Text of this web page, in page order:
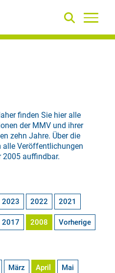
finden Sie hier alle
der MMV und ihrer
zehn Jahre. Über die
Veröffentlichungen
2005 auffindbar.
2023 2022 2021
2017 2008 Vorherige
März April Mai